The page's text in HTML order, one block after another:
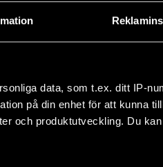
data, som t.ex. ditt IP-
på din enhet för att kunna
och produktutveckling. Du